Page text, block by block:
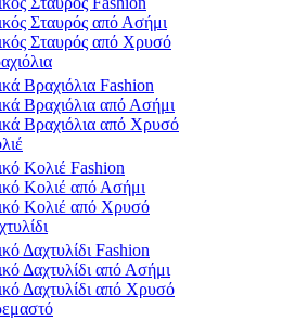
Σταυρός από Ασήμι
Σταυρός από Χρυσό
Βραχιόλια Fashion
Βραχιόλια από Ασήμι
Βραχιόλια από Χρυσό
Κολιέ Fashion
Κολιέ από Ασήμι
Κολιέ από Χρυσό
Δαχτυλίδι Fashion
Δαχτυλίδι από Ασήμι
Δαχτυλίδι από Χρυσό